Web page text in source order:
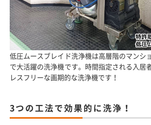
低圧ムースブレイド洗浄機は高層階のマンシ
で大活躍の洗浄機です。時間指定される入居
レスフリーな画期的な洗浄機です！
3つの工法で効果的に洗浄！